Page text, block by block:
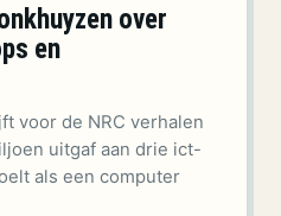
over
en
voor de NRC verhalen
uitgaf aan drie ict-
als een computer